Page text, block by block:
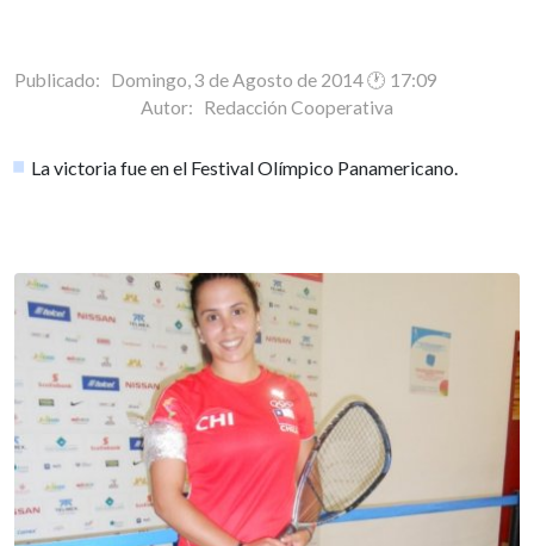
Publicado: Domingo, 3 de Agosto de 2014 🕐 17:09
Autor: Redacción Cooperativa
La victoria fue en el Festival Olímpico Panamericano.